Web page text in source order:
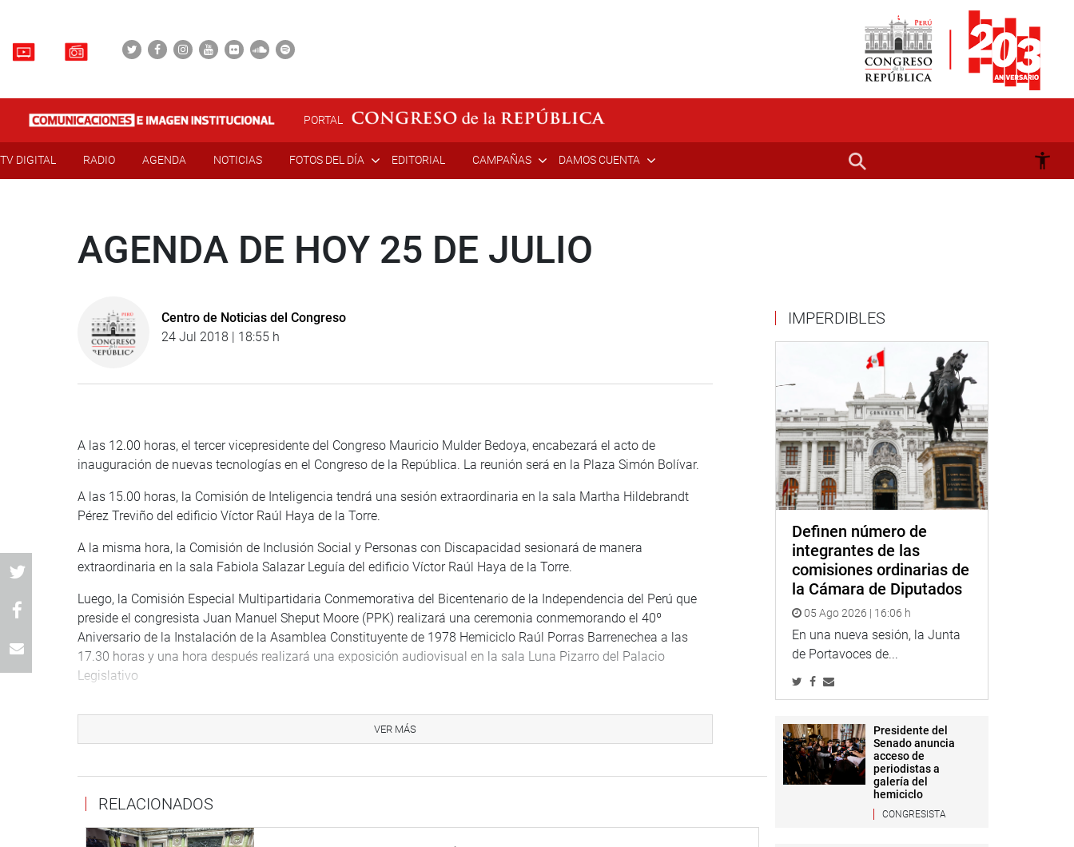
PORTAL
TV DIGITAL RADIO AGENDA NOTICIAS FOTOS DEL DÍA EDITORIAL CAMPAÑAS DAMOS CUENTA
AGENDA DE HOY 25 DE JULIO
Centro de Noticias del Congreso
24 Jul 2018 | 18:55 h
A las 12.00 horas, el tercer vicepresidente del Congreso Mauricio Mulder Bedoya, encabezará el acto de
inauguración de nuevas tecnologías en el Congreso de la República. La reunión será en la Plaza Simón Bolívar.
A las 15.00 horas, la Comisión de Inteligencia tendrá una sesión extraordinaria en la sala Martha Hildebrandt
Pérez Treviño del edificio Víctor Raúl Haya de la Torre.
A la misma hora, la Comisión de Inclusión Social y Personas con Discapacidad sesionará de manera
extraordinaria en la sala Fabiola Salazar Leguía del edificio Víctor Raúl Haya de la Torre.
Luego, la Comisión Especial Multipartidaria Conmemorativa del Bicentenario de la Independencia del Perú que
preside el congresista Juan Manuel Sheput Moore (PPK) realizará una ceremonia conmemorando el 40º
Aniversario de la Instalación de la Asamblea Constituyente de 1978 Hemiciclo Raúl Porras Barrenechea a las
17.30 horas y una hora después realizará una exposición audiovisual en la sala Luna Pizarro del Palacio
Legislativo
la Comisión de Trabajo y Seguridad Social del periodo anual de sesiones 2017 -2018 en el auditorio Alberto
Andrade Carmona del edificio Juan Santos Atahualpa a las 18.00 horas.(WHS)
PRENSA CONGRESO 24-07-18
Puede encontrar más información en nuestra página web y redes sociales.
Heraldo:goo.gl/Ty5Tto
VER MÁS
RELACIONADOS
IMPERDIBLES
Definen número de
integrantes de las
comisiones ordinarias de
la Cámara de Diputados
05 Ago 2026 | 16:06 h
En una nueva sesión, la Junta
de Portavoces de...
Presidente del
Senado anuncia
acceso de
periodistas a
galería del
hemiciclo
CONGRESISTA